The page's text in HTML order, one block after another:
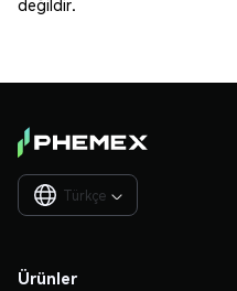
değildir.
Türkçe 
Ürünler